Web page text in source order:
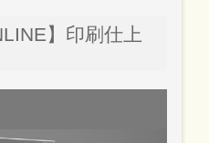
】印刷仕上